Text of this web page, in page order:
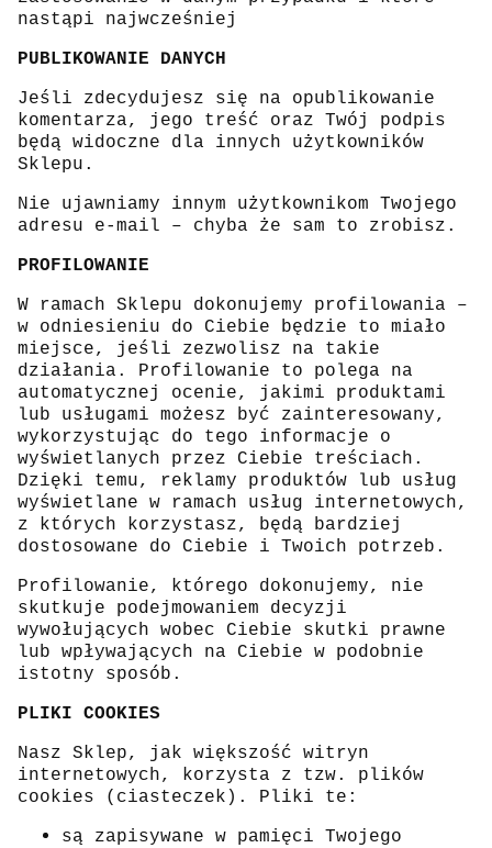
nastąpi najwcześniej
PUBLIKOWANIE DANYCH
Jeśli zdecydujesz się na opublikowanie
komentarza, jego treść oraz Twój podpis
będą widoczne dla innych użytkowników
Sklepu.
Nie ujawniamy innym użytkownikom Twojego
adresu e-mail – chyba że sam to zrobisz.
PROFILOWANIE
W ramach Sklepu dokonujemy profilowania –
w odniesieniu do Ciebie będzie to miało
miejsce, jeśli zezwolisz na takie
działania. Profilowanie to polega na
automatycznej ocenie, jakimi produktami
lub usługami możesz być zainteresowany,
wykorzystując do tego informacje o
wyświetlanych przez Ciebie treściach.
Dzięki temu, reklamy produktów lub usług
wyświetlane w ramach usług internetowych,
z których korzystasz, będą bardziej
dostosowane do Ciebie i Twoich potrzeb.
Profilowanie, którego dokonujemy, nie
skutkuje podejmowaniem decyzji
wywołujących wobec Ciebie skutki prawne
lub wpływających na Ciebie w podobnie
istotny sposób.
PLIKI COOKIES
Nasz Sklep, jak większość witryn
internetowych, korzysta z tzw. plików
cookies (ciasteczek). Pliki te:
są zapisywane w pamięci Twojego